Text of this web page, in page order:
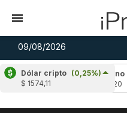
09/08/2026
Dólar cripto (0,25%)
$ 1574,11
Cardano
(-